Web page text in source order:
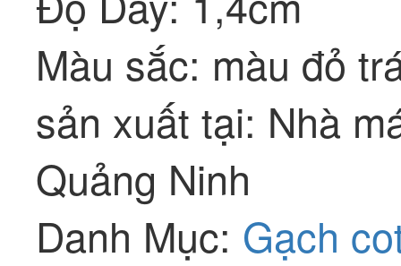
Màu sắc: màu đỏ
sản xuất tại: Nhà
Quảng Ninh
Danh Mục: Gạch